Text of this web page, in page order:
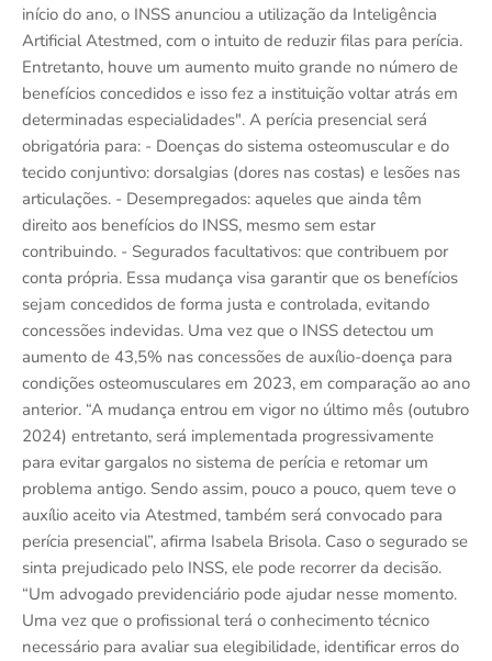
início do ano, o INSS anunciou a utilização da Inteligência
Artificial Atestmed, com o intuito de reduzir filas para perícia.
Entretanto, houve um aumento muito grande no número de
benefícios concedidos e isso fez a instituição voltar atrás em
determinadas especialidades". A perícia presencial será
obrigatória para: - Doenças do sistema osteomuscular e do
tecido conjuntivo: dorsalgias (dores nas costas) e lesões nas
articulações. - Desempregados: aqueles que ainda têm
direito aos benefícios do INSS, mesmo sem estar
contribuindo. - Segurados facultativos: que contribuem por
conta própria. Essa mudança visa garantir que os benefícios
sejam concedidos de forma justa e controlada, evitando
concessões indevidas. Uma vez que o INSS detectou um
aumento de 43,5% nas concessões de auxílio-doença para
condições osteomusculares em 2023, em comparação ao ano
anterior. “A mudança entrou em vigor no último mês (outubro
2024) entretanto, será implementada progressivamente
para evitar gargalos no sistema de perícia e retomar um
problema antigo. Sendo assim, pouco a pouco, quem teve o
auxílio aceito via Atestmed, também será convocado para
perícia presencial”, afirma Isabela Brisola. Caso o segurado se
sinta prejudicado pelo INSS, ele pode recorrer da decisão.
“Um advogado previdenciário pode ajudar nesse momento.
Uma vez que o profissional terá o conhecimento técnico
necessário para avaliar sua elegibilidade, identificar erros do